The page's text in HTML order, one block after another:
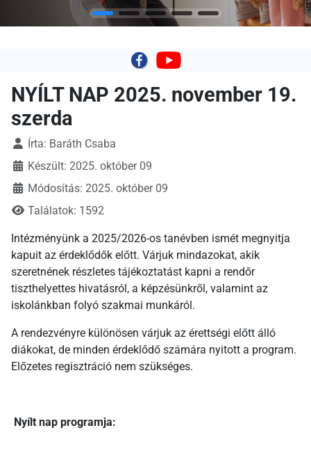
NYÍLT NAP 2025. november 19.
szerda
Írta: Baráth Csaba
Készült: 2025. október 09
Módosítás: 2025. október 09
Találatok: 1592
Intézményünk a 2025/2026-os tanévben ismét megnyitja
kapuit az érdeklődők előtt. Várjuk mindazokat, akik
szeretnének részletes tájékoztatást kapni a rendőr
tiszthelyettes hivatásról, a képzésünkről, valamint az
iskolánkban folyó szakmai munkáról.
A rendezvényre különösen várjuk az érettségi előtt álló
diákokat, de minden érdeklődő számára nyitott a program.
Előzetes regisztráció nem szükséges.
Nyílt nap programja: